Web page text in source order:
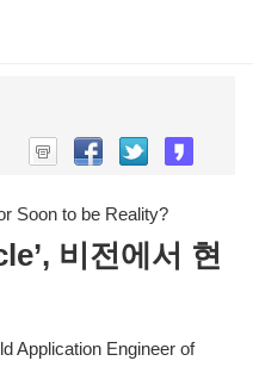
Soon to be Reality?
비전에서 현
Application Engineer of